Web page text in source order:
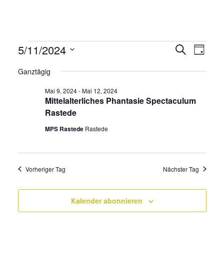
Veranstaltungen
für
2024
SucheTag
5/11/2024
wählen.
Ganztägig
Mittelalterliches Phantasie Spectaculum
Rastede
Mai 9, 2024-Mai 12, 2024
MPS Rastede Rastede
Vorheriger Tag Nächster Tag
Kalender abonnieren